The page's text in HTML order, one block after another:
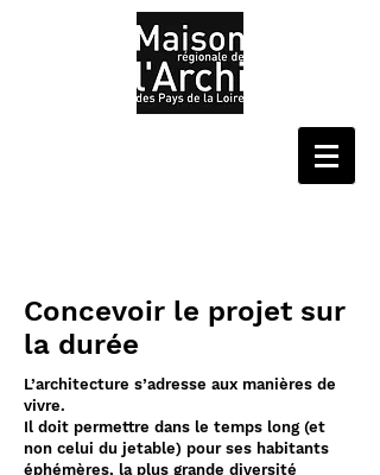
Concevoir le projet sur
la durée
L’architecture s’adresse aux manières de
vivre.
Il doit permettre dans le temps long (et
non celui du jetable) pour ses habitants
éphémères, la plus grande diversité